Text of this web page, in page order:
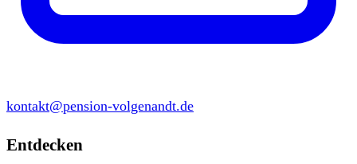
kontakt@pension-volgenandt.de
Entdecken